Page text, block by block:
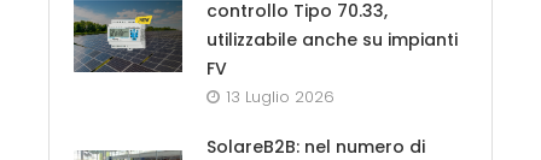
controllo Tipo 70.33,
utilizzabile anche su impianti
FV
13 Luglio 2026
SolareB2B: nel numero di